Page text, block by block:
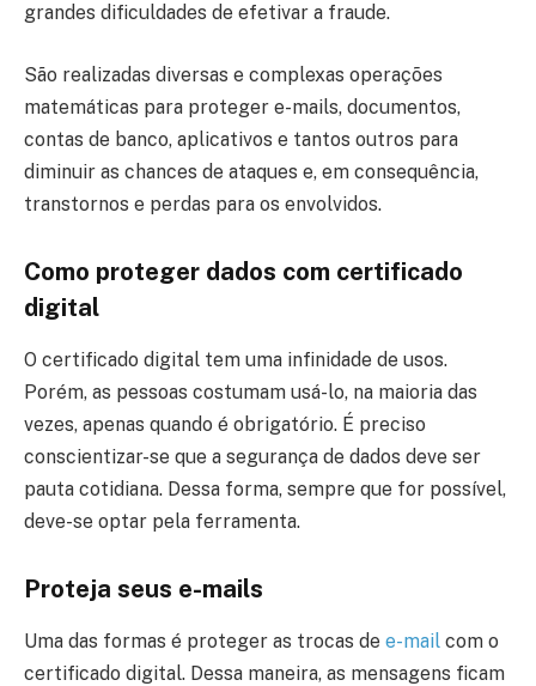
grandes dificuldades de efetivar a fraude.
São realizadas diversas e complexas operações
matemáticas para proteger e-mails, documentos,
contas de banco, aplicativos e tantos outros para
diminuir as chances de ataques e, em consequência,
transtornos e perdas para os envolvidos.
Como proteger dados com certificado
digital
O certificado digital tem uma infinidade de usos.
Porém, as pessoas costumam usá-lo, na maioria das
vezes, apenas quando é obrigatório. É preciso
conscientizar-se que a segurança de dados deve ser
pauta cotidiana. Dessa forma, sempre que for possível,
deve-se optar pela ferramenta.
Proteja seus e-mails
Uma das formas é proteger as trocas de e-mail com o
certificado digital. Dessa maneira, as mensagens ficam